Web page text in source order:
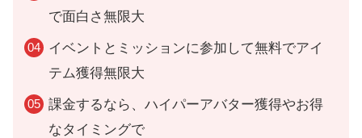
で面白さ無限大
イベントとミッションに参加して無料でアイ
テム獲得無限大
課金するなら、ハイパーアバター獲得やお得
なタイミングで